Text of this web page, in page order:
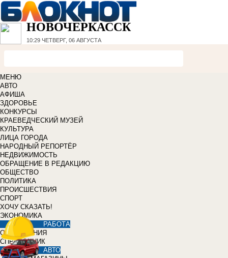
НОВОЧЕРКАССК
10:29 ЧЕТВЕРГ, 06 АВГУСТА
МЕНЮ
АВТО
АФИША
ЗДОРОВЬЕ
КОНКУРСЫ
КРАЕВЕДЧЕСКИЙ МУЗЕЙ
КУЛЬТУРА
ЛИЦА ГОРОДА
НАРОДНЫЙ РЕПОРТЁР
НЕДВИЖИМОСТЬ
ОБРАЩЕНИЕ В РЕДАКЦИЮ
ОБЩЕСТВО
ПОЛИТИКА
ПРОИСШЕСТВИЯ
СПОРТ
ХОЧУ СКАЗАТЬ!
ЭКОНОМИКА
РАБОТА
ОБЪЯВЛЕНИЯ
СПРАВОЧНИК
АВТО